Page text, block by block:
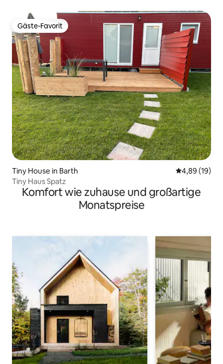
Gäste-Favorit
Gäste-Favorit
Tiny House in Barth
4,89 (19)
Tiny Haus Spatz
Komfort wie zuhause und großartige
Monatspreise